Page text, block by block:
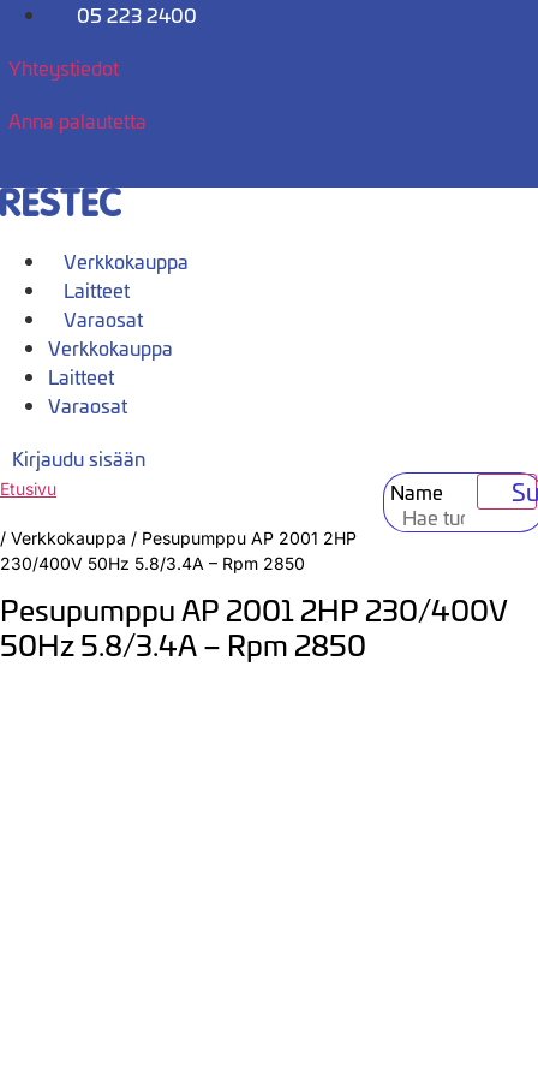
Mene
05 223 2400
Yhteystiedot
Anna palautetta
Verkkokauppa
Laitteet
Varaosat
Verkkokauppa
Laitteet
Varaosat
Kirjaudu sisään
Name
Etusivu
/ Verkkokauppa / Pesupumppu AP 2001 2HP
230/400V 50Hz 5.8/3.4A – Rpm 2850
Pesupumppu AP 2001 2HP 230/400V
50Hz 5.8/3.4A – Rpm 2850